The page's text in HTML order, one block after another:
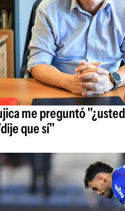
me preguntó
que sí"